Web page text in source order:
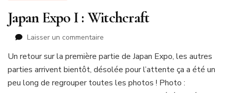
Japan Expo I : Witchcraft
Laisser un commentaire
Expo
I
:
Witchcraft
Un retour sur la première partie de Japan Expo, les autres
parties arrivent bientôt, désolée pour l’attente ça a été un
peu long de regrouper toutes les photos ! Photo :